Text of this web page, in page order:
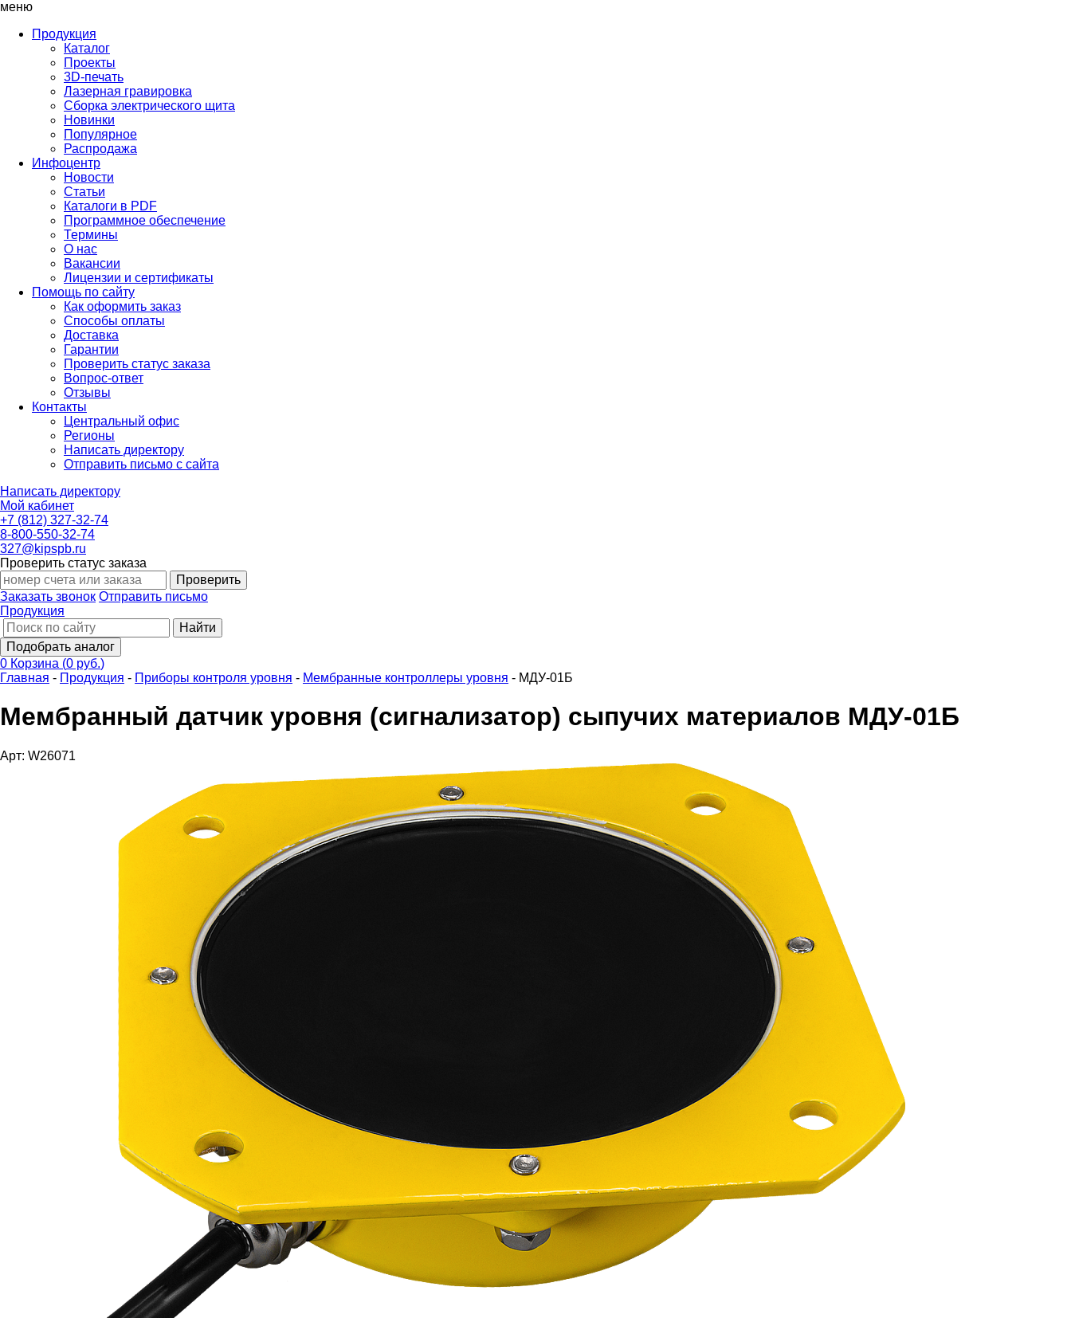
меню
Продукция
Каталог
Проекты
3D-печать
Лазерная гравировка
Сборка электрического щита
Новинки
Популярное
Распродажа
Инфоцентр
Новости
Статьи
Каталоги в PDF
Программное обеспечение
Термины
О нас
Вакансии
Лицензии и сертификаты
Помощь по сайту
Как оформить заказ
Способы оплаты
Доставка
Гарантии
Проверить статус заказа
Вопрос-ответ
Отзывы
Контакты
Центральный офис
Регионы
Написать директору
Отправить письмо с сайта
Написать директору
Мой кабинет
+7 (812) 327-32-74
8-800-550-32-74
327@kipspb.ru
Проверить статус заказа
Проверить
Заказать звонок Отправить письмо
Продукция
Найти
Подобрать аналог
0 Корзина (0 руб.)
Главная - Продукция - Приборы контроля уровня - Мембранные контроллеры уровня - МДУ-01Б
Мембранный датчик уровня (сигнализатор) сыпучих материалов МДУ-01Б
Арт: W26071